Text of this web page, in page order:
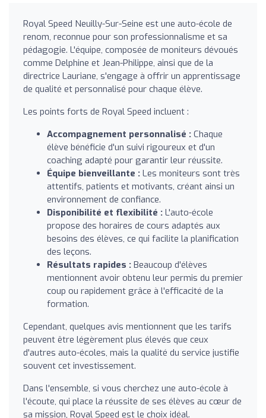
Royal Speed Neuilly-Sur-Seine est une auto-école de
renom, reconnue pour son professionnalisme et sa
pédagogie. L'équipe, composée de moniteurs dévoués
comme Delphine et Jean-Philippe, ainsi que de la
directrice Lauriane, s'engage à offrir un apprentissage
de qualité et personnalisé pour chaque élève.
Les points forts de Royal Speed incluent :
Accompagnement personnalisé : Chaque
élève bénéficie d'un suivi rigoureux et d'un
coaching adapté pour garantir leur réussite.
Équipe bienveillante : Les moniteurs sont très
attentifs, patients et motivants, créant ainsi un
environnement de confiance.
Disponibilité et flexibilité : L'auto-école
propose des horaires de cours adaptés aux
besoins des élèves, ce qui facilite la planification
des leçons.
Résultats rapides : Beaucoup d'élèves
mentionnent avoir obtenu leur permis du premier
coup ou rapidement grâce à l'efficacité de la
formation.
Cependant, quelques avis mentionnent que les tarifs
peuvent être légèrement plus élevés que ceux
d'autres auto-écoles, mais la qualité du service justifie
souvent cet investissement.
Dans l'ensemble, si vous cherchez une auto-école à
l'écoute, qui place la réussite de ses élèves au cœur de
sa mission, Royal Speed est le choix idéal.